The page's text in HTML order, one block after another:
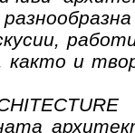
както и